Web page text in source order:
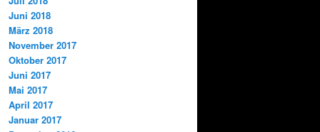
Juni 2018
März 2018
November 2017
Oktober 2017
Juni 2017
Mai 2017
April 2017
Januar 2017